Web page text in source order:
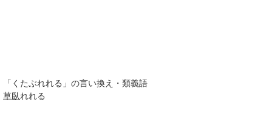
「 くたぶれれる 」の言い換え・類義語
草臥れれる